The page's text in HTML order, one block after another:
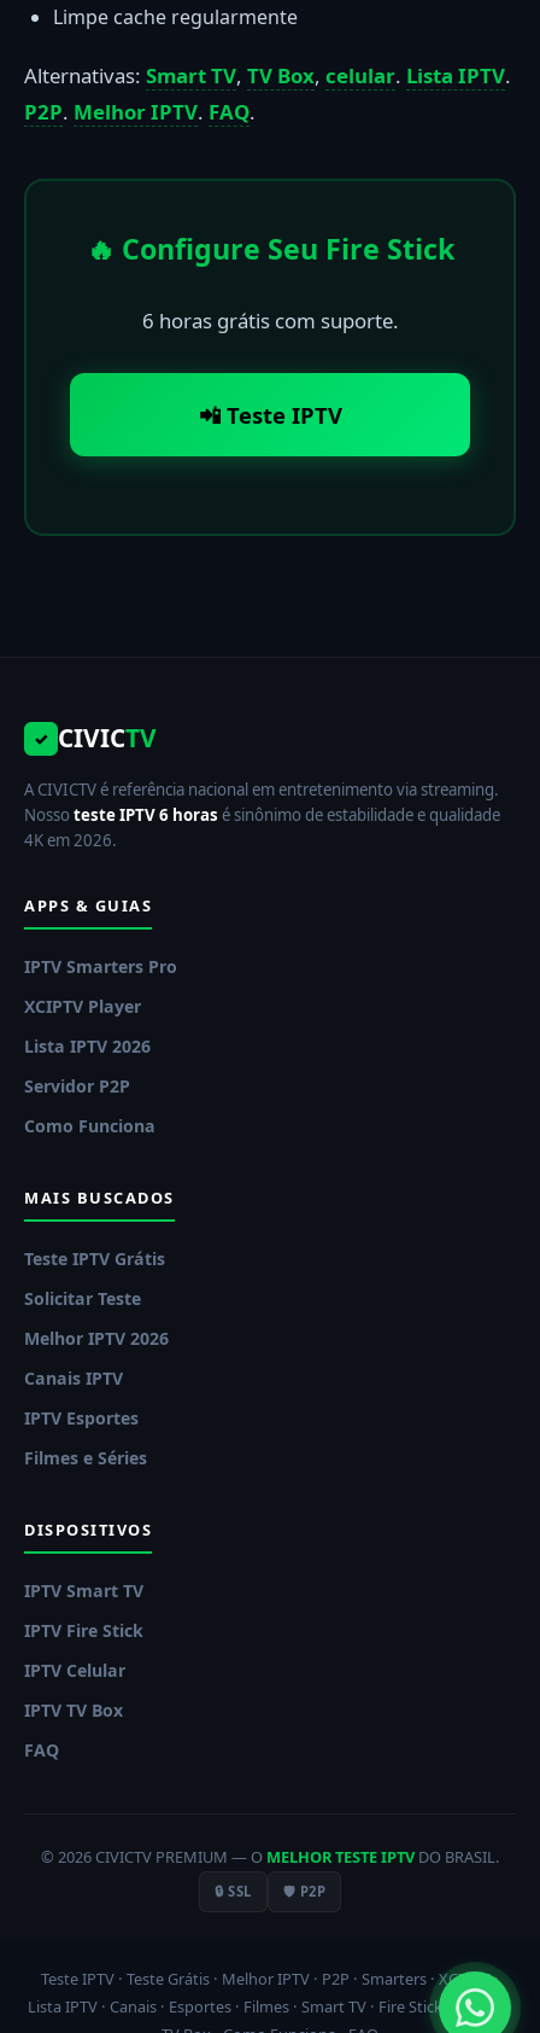
Limpe cache regularmente
Alternativas: Smart TV, TV Box, celular. Lista IPTV.
P2P. Melhor IPTV. FAQ.
🔥 Configure Seu Fire Stick
6 horas grátis com suporte.
📲 Teste IPTV
✓ CIVICTV
A CIVICTV é referência nacional em entretenimento via streaming.
Nossoteste IPTV 6 horas é sinônimo de estabilidade e qualidade
4K em 2026.
APPS & GUIAS
IPTV Smarters Pro
XCIPTV Player
Lista IPTV 2026
Servidor P2P
Como Funciona
MAIS BUSCADOS
Teste IPTV Grátis
Solicitar Teste
Melhor IPTV 2026
Canais IPTV
IPTV Esportes
Filmes e Séries
DISPOSITIVOS
IPTV Smart TV
IPTV Fire Stick
IPTV Celular
IPTV TV Box
FAQ
© 2026 CIVICTV PREMIUM — O MELHOR TESTE IPTVDO BRASIL.
🔒 SSL 🛡️ P2P
Teste IPTV · Teste Grátis · Melhor IPTV · P2P · Smarters ·XCIPTV·
Lista IPTV · Canais · Esportes · Filmes · Smart TV · Fire Stick Celular
·